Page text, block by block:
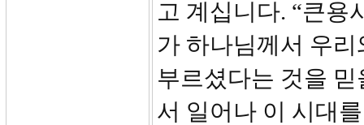
고 계십니다. “큰용
가 하나님께서 우
부르셨다는 것을
서 일어나 이 시대